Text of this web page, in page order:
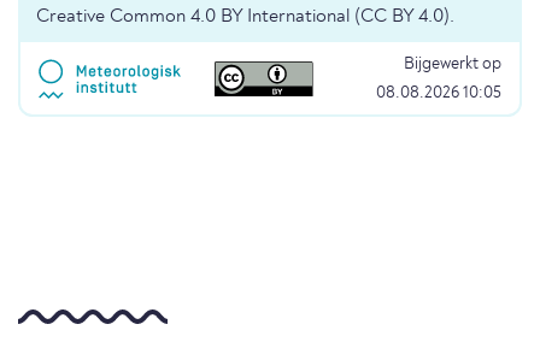
Creative Common 4.0 BY International (CC BY 4.0).
Bijgewerkt op
08.08.2026 10:05